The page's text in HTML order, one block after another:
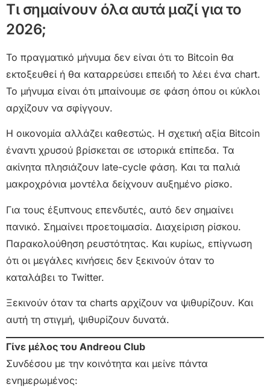
Τι σημαίνουν όλα αυτά μαζί για το
2026;
Το πραγματικό μήνυμα δεν είναι ότι το Bitcoin θα
εκτοξευθεί ή θα καταρρεύσει επειδή το λέει ένα chart.
Το μήνυμα είναι ότι μπαίνουμε σε φάση όπου οι κύκλοι
αρχίζουν να σφίγγουν.
Η οικονομία αλλάζει καθεστώς. Η σχετική αξία Bitcoin
έναντι χρυσού βρίσκεται σε ιστορικά επίπεδα. Τα
ακίνητα πλησιάζουν late-cycle φάση. Και τα παλιά
μακροχρόνια μοντέλα δείχνουν αυξημένο ρίσκο.
Για τους έξυπνους επενδυτές, αυτό δεν σημαίνει
πανικό. Σημαίνει προετοιμασία. Διαχείριση ρίσκου.
Παρακολούθηση ρευστότητας. Και κυρίως, επίγνωση
ότι οι μεγάλες κινήσεις δεν ξεκινούν όταν το
καταλάβει το Twitter.
Ξεκινούν όταν τα charts αρχίζουν να ψιθυρίζουν. Και
αυτή τη στιγμή, ψιθυρίζουν δυνατά.
Γίνε μέλος του Andreou Club
Συνδέσου με την κοινότητα και μείνε πάντα
ενημερωμένος: